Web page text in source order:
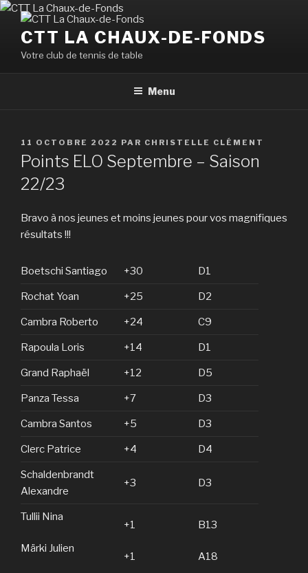
Aller
contenu
principal
CTT LA CHAUX-DE-FONDS
Votre club de tennis de table
Menu
PUBLIÉ
LE
11 OCTOBRE 2022 PAR CHRISTELLE CLÉMENT
Points ELO Septembre – Saison
22/23
Bravo à nos jeunes et moins jeunes pour vos magnifiques
résultats !!!
Boetschi Santiago +30 D1
Rochat Yoan +25 D2
Cambra Roberto +24 C9
Rapoula Loris +14 D1
Grand Raphaël +12 D5
Panza Tessa +7 D3
Cambra Santos +5 D3
Clerc Patrice +4 D4
Schaldenbrandt
Alexandre
+3 D3
Tullii Nina
Märki Julien
+1
+1
B13
A18